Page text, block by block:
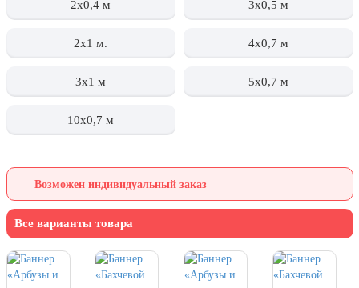
воскресенье сентября)
пожилых людей
19 октября, День Отца
25 октября, День Таможенника
Российской Федерации
28 октября, День Бабушек и Дедушек
4 ноября, День народного единства
2х0,4 м 3х0,5 м
2x1 м. 4х0,7 м
3x1 м 5х0,7 м
10х0,7 м
Возможен индивидуальный заказ
Все варианты товара